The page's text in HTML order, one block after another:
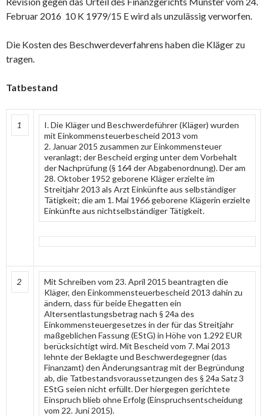
Februar 2016 10 K 1979/15 E wird als unzulässig verworfen.
Die Kosten des Beschwerdeverfahrens haben die Kläger zu
tragen.
Tatbestand
1
I. Die Kläger und Beschwerdeführer (Kläger) wurden
mit Einkommensteuerbescheid 2013 vom
2. Januar 2015 zusammen zur Einkommensteuer
veranlagt; der Bescheid erging unter dem Vorbehalt
der Nachprüfung (§ 164 der Abgabenordnung). Der am
28. Oktober 1952 geborene Kläger erzielte im
Streitjahr 2013 als Arzt Einkünfte aus selbständiger
Tätigkeit; die am 1. Mai 1966 geborene Klägerin erzielte
Einkünfte aus nichtselbständiger Tätigkeit.
2
Mit Schreiben vom 23. April 2015 beantragten die
Kläger, den Einkommensteuerbescheid 2013 dahin zu
ändern, dass für beide Ehegatten ein
Altersentlastungsbetrag nach § 24a des
Einkommensteuergesetzes in der für das Streitjahr
maßgeblichen Fassung (EStG) in Höhe von 1.292 EUR
berücksichtigt wird. Mit Bescheid vom 7. Mai 2013
lehnte der Beklagte und Beschwerdegegner (das
Finanzamt) den Änderungsantrag mit der Begründung
ab, die Tatbestandsvoraussetzungen des § 24a Satz 3
EStG seien nicht erfüllt. Der hiergegen gerichtete
Einspruch blieb ohne Erfolg (Einspruchsentscheidung
vom 22. Juni 2015).